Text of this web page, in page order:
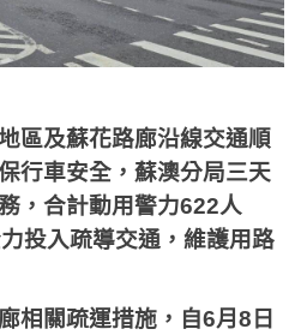
區及蘇花路廊沿線交通順
行車安全，蘇澳分局三天
，合計動用警力622人
投入疏導交通，維護用路
相關疏運措施，自6月8 日